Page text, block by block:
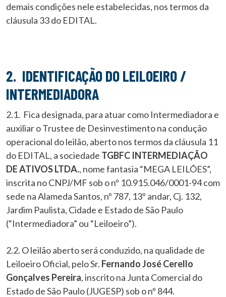
demais condições nele estabelecidas, nos termos da
cláusula 33 do EDITAL.
2. IDENTIFICAÇÃO DO LEILOEIRO /
INTERMEDIADORA
2.1. Fica designada, para atuar como Intermediadora e
auxiliar o Trustee de Desinvestimento na condução
operacional do leilão, aberto nos termos da cláusula 11
do EDITAL, a sociedade TGBFC INTERMEDIAÇÃO
DE ATIVOS LTDA., nome fantasia “MEGA LEILÕES”,
inscrita no CNPJ/MF sob o nº 10.915.046/0001-94 com
sede na Alameda Santos, nº 787, 13º andar, Cj. 132,
Jardim Paulista, Cidade e Estado de São Paulo
(“Intermediadora” ou “Leiloeiro”).
2.2. O leilão aberto será conduzido, na qualidade de
Leiloeiro Oficial, pelo Sr. Fernando José Cerello
Gonçalves Pereira, inscrito na Junta Comercial do
Estado de São Paulo (JUGESP) sob o nº 844.